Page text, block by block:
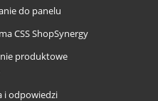
do panelu
CSS ShopSynergy
produktowe
i odpowiedzi